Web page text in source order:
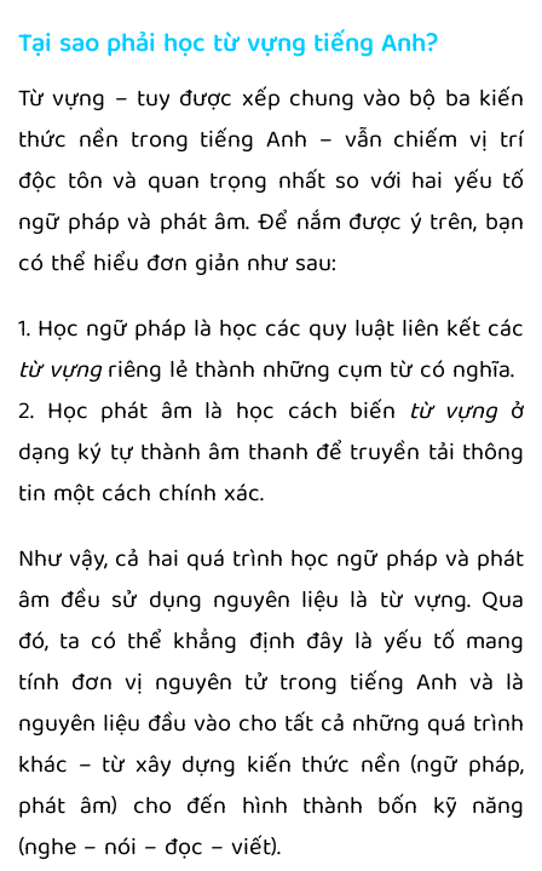
Tại sao phải học từ vựng tiếng Anh?
Từ vựng – tuy được xếp chung vào bộ ba kiến
thức nền trong tiếng Anh – vẫn chiếm vị trí
độc tôn và quan trọng nhất so với hai yếu tố
ngữ pháp và phát âm. Để nắm được ý trên, bạn
có thể hiểu đơn giản như sau:
1. Học ngữ pháp là học các quy luật liên kết các
từ vựngriêng lẻ thành những cụm từ có nghĩa.
2. Học phát âm là học cách biến từ vựng ở
dạng ký tự thành âm thanh để truyền tải thông
tin một cách chính xác.
Như vậy, cả hai quá trình học ngữ pháp và phát
âm đều sử dụng nguyên liệu là từ vựng. Qua
đó, ta có thể khẳng định đây là yếu tố mang
tính đơn vị nguyên tử trong tiếng Anh và là
nguyên liệu đầu vào cho tất cả những quá trình
khác – từ xây dựng kiến thức nền (ngữ pháp,
phát âm) cho đến hình thành bốn kỹ năng
(nghe – nói – đọc – viết).